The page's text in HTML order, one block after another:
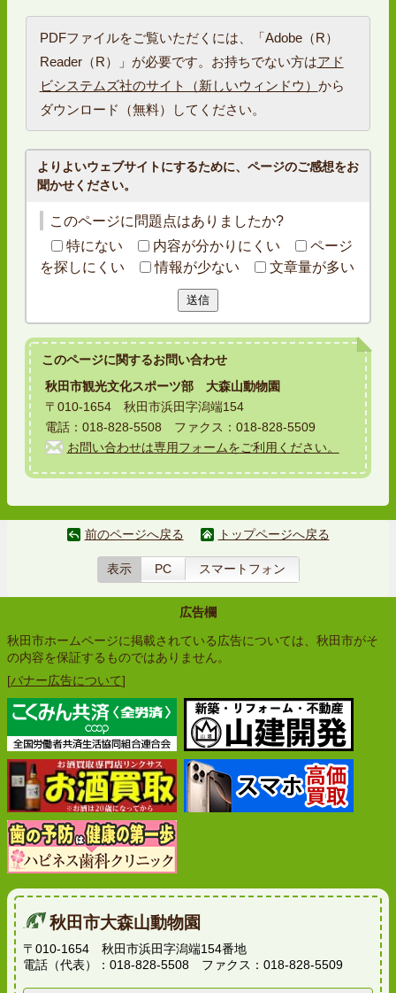
PDFファイルをご覧いただくには、「Adobe（R）
Reader（R）」が必要です。お持ちでない方はアド
ビシステムズ社のサイト（新しいウィンドウ） から
ダウンロード（無料）してください。
よりよいウェブサイトにするために、ページのご感想をお
聞かせください。
このページに問題点はありましたか?
特にない
内容が分かりにくい
ページ
を探しにくい
情報が少ない 文章量が多い
送信
このページに関するお問い合わせ
秋田市観光文化スポーツ部 大森山動物園
〒010-1654 秋田市浜田字潟端154
電話：018-828-5508 ファクス：018-828-5509
お問い合わせは専用フォームをご利用ください。
前のページへ戻る トップページへ戻る
表示 PC スマートフォン
広告欄
秋田市ホームページに掲載されている広告については、秋田市がそ
の内容を保証するものではありません。
[バナー広告について]
秋田市大森山動物園
〒010-1654 秋田市浜田字潟端154番地
電話（代表）：018-828-5508 ファクス：018-828-5509